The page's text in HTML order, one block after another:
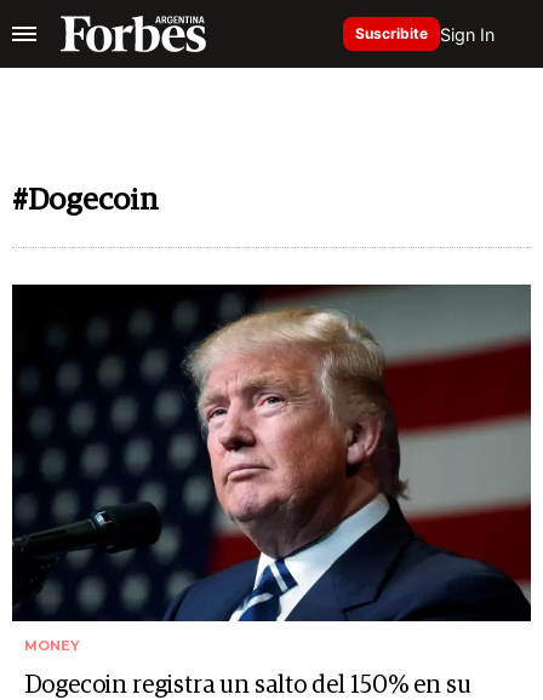
Suscribite Sign In
#Dogecoin
MONEY
Dogecoin registra un salto del 150% en su